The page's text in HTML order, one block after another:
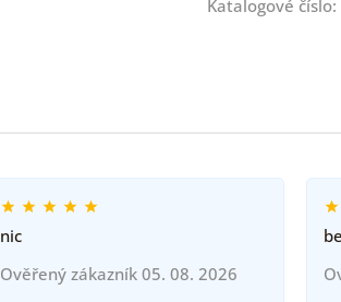
Katalogové
nic
Ověřený zákazník 05. 08. 2026